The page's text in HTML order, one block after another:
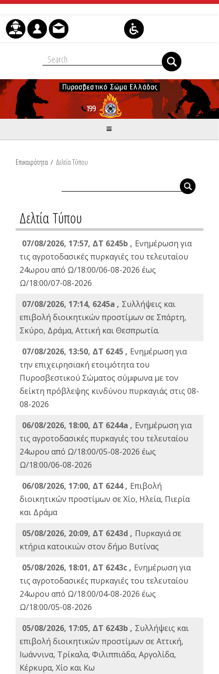
Μετάβαση στο περιεχόμενο
Επικαιρότητα / Δελτία Τύπου
Δελτία Τύπου
07/08/2026, 17:57, ΔΤ 6245b , Ενημέρωση για
τις αγροτοδασικές πυρκαγιές του τελευταίου
24ωρου από Ω/18:00/06-08-2026 έως
Ω/18:00/07-08-2026
07/08/2026, 17:14, 6245a , Συλλήψεις και
επιβολή διοικητικών προστίμων σε Σπάρτη,
Σκύρο, Δράμα, Αττική και Θεσπρωτία.
07/08/2026, 13:50, ΔΤ 6245 , Ενημέρωση για
την επιχειρησιακή ετοιμότητα του
Πυροσβεστικού Σώματος σύμφωνα με τον
δείκτη πρόβλεψης κινδύνου πυρκαγιάς στις 08-
08-2026
06/08/2026, 18:00, ΔΤ 6244a , Ενημέρωση για
τις αγροτοδασικές πυρκαγιές του τελευταίου
24ωρου από Ω/18:00/05-08-2026 έως
Ω/18:00/06-08-2026
06/08/2026, 17:00, ΔΤ 6244 , Επιβολή
διοικητικών προστίμων σε Χίο, Ηλεία, Πιερία
και Δράμα
05/08/2026, 20:09, ΔΤ 6243d , Πυρκαγιά σε
κτήρια κατοικιών στον δήμο Βυτίνας
05/08/2026, 18:01, ΔΤ 6243c , Ενημέρωση για
τις αγροτοδασικές πυρκαγιές του τελευταίου
24ωρου από Ω/18:00/04-08-2026 έως
Ω/18:00/05-08-2026
05/08/2026, 17:05, ΔΤ 6243b , Συλλήψεις και
επιβολή διοικητικών προστίμων σε Αττική,
Ιωάννινα, Τρίκαλα, Φιλιππιάδα, Αργολίδα,
Κέρκυρα, Χίο και Κω